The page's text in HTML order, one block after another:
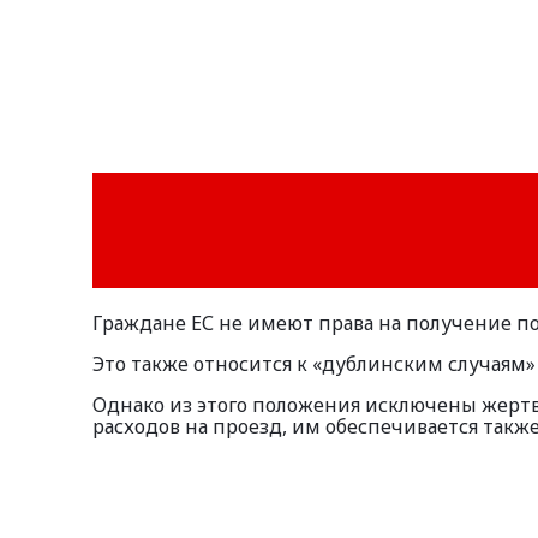
Граждане ЕС не имеют права на получение
Это также относится к «дублинским
Однако из этого положения исключены
расходов на проезд, им обеспечивается